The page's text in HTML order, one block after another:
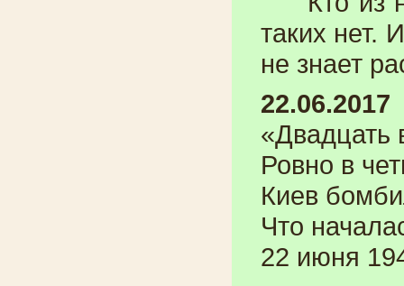
таких нет.
не знает
22.06.2017
«Двадцать
Ровно в
Киев
Что
22 июня